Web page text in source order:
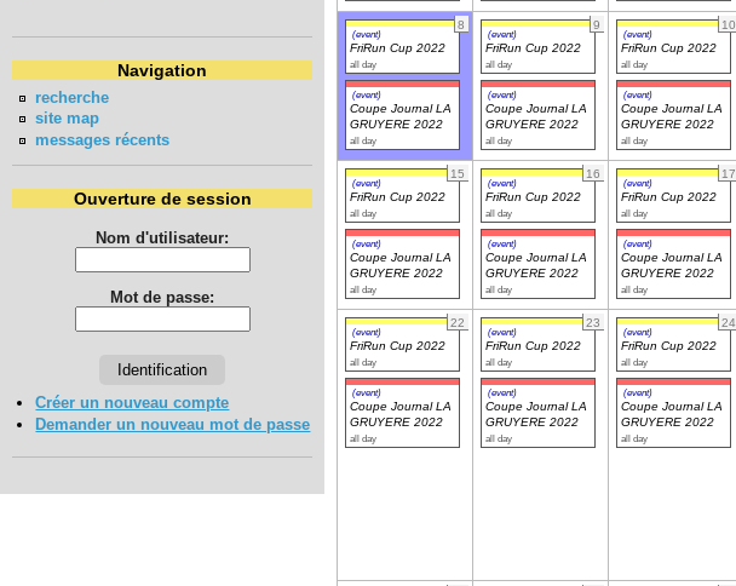
Navigation
recherche
site map
messages récents
Ouverture de session
Nom d'utilisateur:
Mot de passe:
Créer un nouveau compte
Demander un nouveau mot de passe
8
(event)
FriRun Cup 2022
all day
(event)
Coupe Journal LA
GRUYERE 2022
all day
9
(event)
FriRun Cup 2022
all day
(event)
Coupe Journal LA
GRUYERE 2022
all day
10
(event)
FriRun Cup 2022
all day
(event)
Coupe Journal LA
GRUYERE 2022
all day
15
(event)
FriRun Cup 2022
all day
(event)
Coupe Journal LA
GRUYERE 2022
all day
16
(event)
FriRun Cup 2022
all day
(event)
Coupe Journal LA
GRUYERE 2022
all day
17
(event)
FriRun Cup 2022
all day
(event)
Coupe Journal LA
GRUYERE 2022
all day
22
(event)
FriRun Cup 2022
all day
(event)
Coupe Journal LA
GRUYERE 2022
all day
23
(event)
FriRun Cup 2022
all day
(event)
Coupe Journal LA
GRUYERE 2022
all day
24
(event)
FriRun Cup 2022
all day
(event)
Coupe Journal LA
GRUYERE 2022
all day